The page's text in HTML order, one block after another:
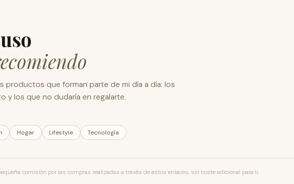
productos que forman parte de mi día a día: los
y los que no dudaría en regalarte.
Hogar Lifestyle Tecnología
comisión por las compras realizadas a través de estos enlaces, sin coste adicional para ti.